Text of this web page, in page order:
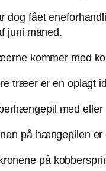
dog fået
juni måned.
kommer med
træer er en oplagt
på hængepilen